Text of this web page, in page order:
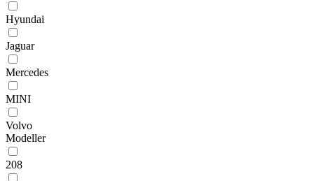
Hyundai
Jaguar
Mercedes
MINI
Volvo
Modeller
208